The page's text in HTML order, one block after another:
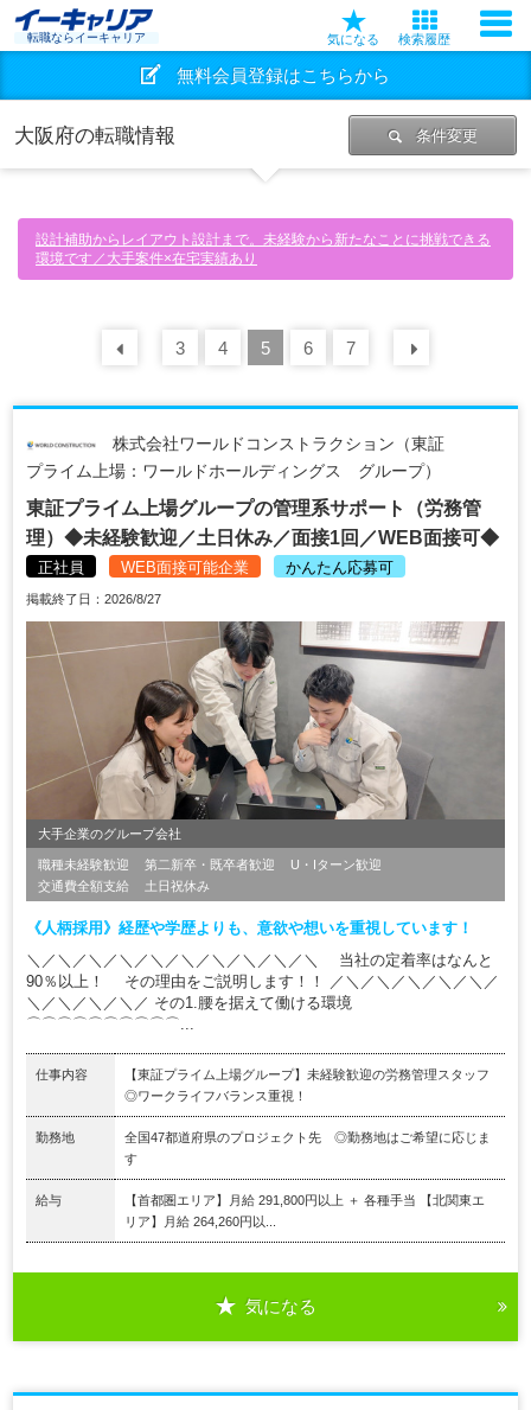
転職ならイーキャリア 気になる 検索履歴
無料会員登録はこちらから
大阪府の転職情報 条件変更
設計補助からレイアウト設計まで。未経験から新たなことに挑戦できる
環境です／大手案件×在宅実績あり
前の 30
3 4 5 6 7
株式会社ワールドコンストラクション（東証
プライム上場：ワールドホールディングス グループ）
東証プライム上場グループの管理系サポート（労務管
理）◆未経験歓迎／土日休み／面接1回／WEB面接可◆
正社員 WEB面接可能企業 かんたん応募可
掲載終了日：2026/8/27
大手企業のグループ会社
職種未経験歓迎 第二新卒・既卒者歓迎
U・Iターン歓迎
交通費全額支給
土日祝休み
《人柄採用》経歴や学歴よりも、意欲や想いを重視しています！
＼／＼／＼／＼／＼／＼／＼／＼／＼／＼ 当社の定着率はなんと
90％以上！ その理由をご説明します！！ ／＼／＼／＼／＼／＼／
＼／＼／＼／＼／ その1.腰を据えて働ける環境
⌒⌒⌒⌒⌒⌒⌒⌒⌒⌒...
仕事内容
【東証プライム上場グループ】未経験歓迎の労務管理スタッフ
◎ワークライフバランス重視！
勤務地
全国47都道府県のプロジェクト先 ◎勤務地はご希望に応じま
す
給与
【首都圏エリア】月給 291,800円以上 ＋ 各種手当 【北関東エ
リア】月給 264,260円以...
気になる